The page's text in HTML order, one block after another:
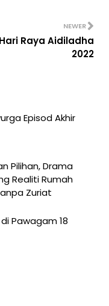
NEWER
Hari Raya Aidiladha
2022
Episod Akhir
Pilihan, Drama
Realiti Rumah
Zuriat
Pawagam 18